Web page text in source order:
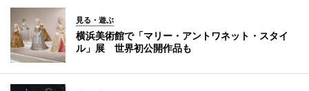
見る・遊ぶ
横浜美術館で「マリー・アントワネット・スタイ
ル」展 世界初公開作品も